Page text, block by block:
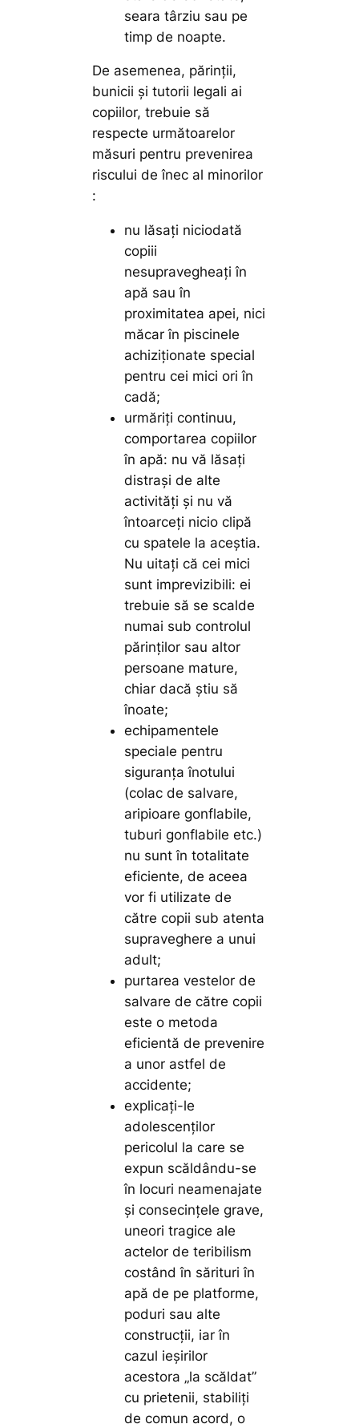
seara târziu sau pe
timp de noapte.
De asemenea, părinţii,
bunicii şi tutorii legali ai
copiilor, trebuie să
respecte următoarelor
măsuri pentru prevenirea
riscului de înec al minorilor
:
nu lăsaţi niciodată
copiii
nesupravegheaţi în
apă sau în
proximitatea apei, nici
măcar în piscinele
achiziţionate special
pentru cei mici ori în
cadă;
urmăriţi continuu,
comportarea copiilor
în apă: nu vă lăsaţi
distraşi de alte
activităţi şi nu vă
întoarceţi nicio clipă
cu spatele la aceştia.
Nu uitaţi că cei mici
sunt imprevizibili: ei
trebuie să se scalde
numai sub controlul
părinţilor sau altor
persoane mature,
chiar dacă ştiu să
înoate;
echipamentele
speciale pentru
siguranţa înotului
(colac de salvare,
aripioare gonflabile,
tuburi gonflabile etc.)
nu sunt în totalitate
eficiente, de aceea
vor fi utilizate de
către copii sub atenta
supraveghere a unui
adult;
purtarea vestelor de
salvare de către copii
este o metoda
eficientă de prevenire
a unor astfel de
accidente;
explicaţi-le
adolescenţilor
pericolul la care se
expun scăldându-se
în locuri neamenajate
şi consecinţele grave,
uneori tragice ale
actelor de teribilism
costând în sărituri în
apă de pe platforme,
poduri sau alte
construcţii, iar în
cazul ieşirilor
acestora „la scăldat”
cu prietenii, stabiliţi
de comun acord, o